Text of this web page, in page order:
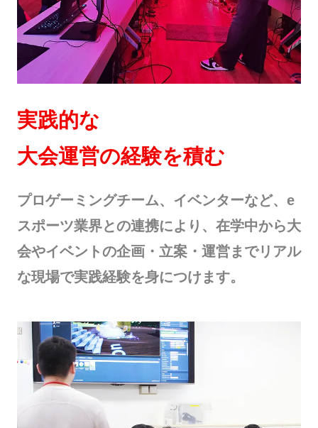
実践的な
大会運営の経験を積む
プロゲーミングチーム、イベンターなど、e
スポーツ業界との連携により、在学中から大
会やイベントの企画・立案・運営までリアル
な現場で実践経験を身につけます。